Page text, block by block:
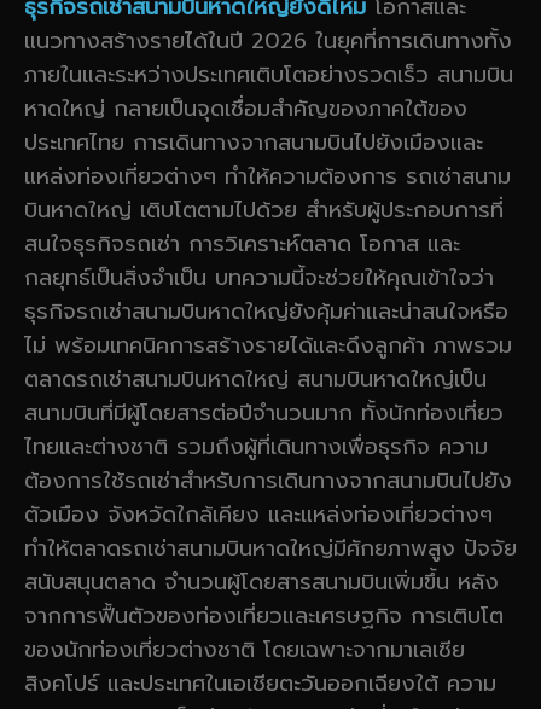
ธุรกิจรถเช่าสนามบินหาดใหญ่ยังดีไหม โอกาสและ
แนวทางสร้างรายได้ในปี 2026 ในยุคที่การเดินทางทั้ง
ภายในและระหว่างประเทศเติบโตอย่างรวดเร็ว สนามบิน
หาดใหญ่ กลายเป็นจุดเชื่อมสำคัญของภาคใต้ของ
ประเทศไทย การเดินทางจากสนามบินไปยังเมืองและ
แหล่งท่องเที่ยวต่างๆ ทำให้ความต้องการ รถเช่าสนาม
บินหาดใหญ่ เติบโตตามไปด้วย สำหรับผู้ประกอบการที่
สนใจธุรกิจรถเช่า การวิเคราะห์ตลาด โอกาส และ
กลยุทธ์เป็นสิ่งจำเป็น บทความนี้จะช่วยให้คุณเข้าใจว่า
ธุรกิจรถเช่าสนามบินหาดใหญ่ยังคุ้มค่าและน่าสนใจหรือ
ไม่ พร้อมเทคนิคการสร้างรายได้และดึงลูกค้า ภาพรวม
ตลาดรถเช่าสนามบินหาดใหญ่ สนามบินหาดใหญ่เป็น
สนามบินที่มีผู้โดยสารต่อปีจำนวนมาก ทั้งนักท่องเที่ยว
ไทยและต่างชาติ รวมถึงผู้ที่เดินทางเพื่อธุรกิจ ความ
ต้องการใช้รถเช่าสำหรับการเดินทางจากสนามบินไปยัง
ตัวเมือง จังหวัดใกล้เคียง และแหล่งท่องเที่ยวต่างๆ
ทำให้ตลาดรถเช่าสนามบินหาดใหญ่มีศักยภาพสูง ปัจจัย
สนับสนุนตลาด จำนวนผู้โดยสารสนามบินเพิ่มขึ้น หลัง
จากการฟื้นตัวของท่องเที่ยวและเศรษฐกิจ การเติบโต
ของนักท่องเที่ยวต่างชาติ โดยเฉพาะจากมาเลเซีย
สิงคโปร์ และประเทศในเอเชียตะวันออกเฉียงใต้ ความ